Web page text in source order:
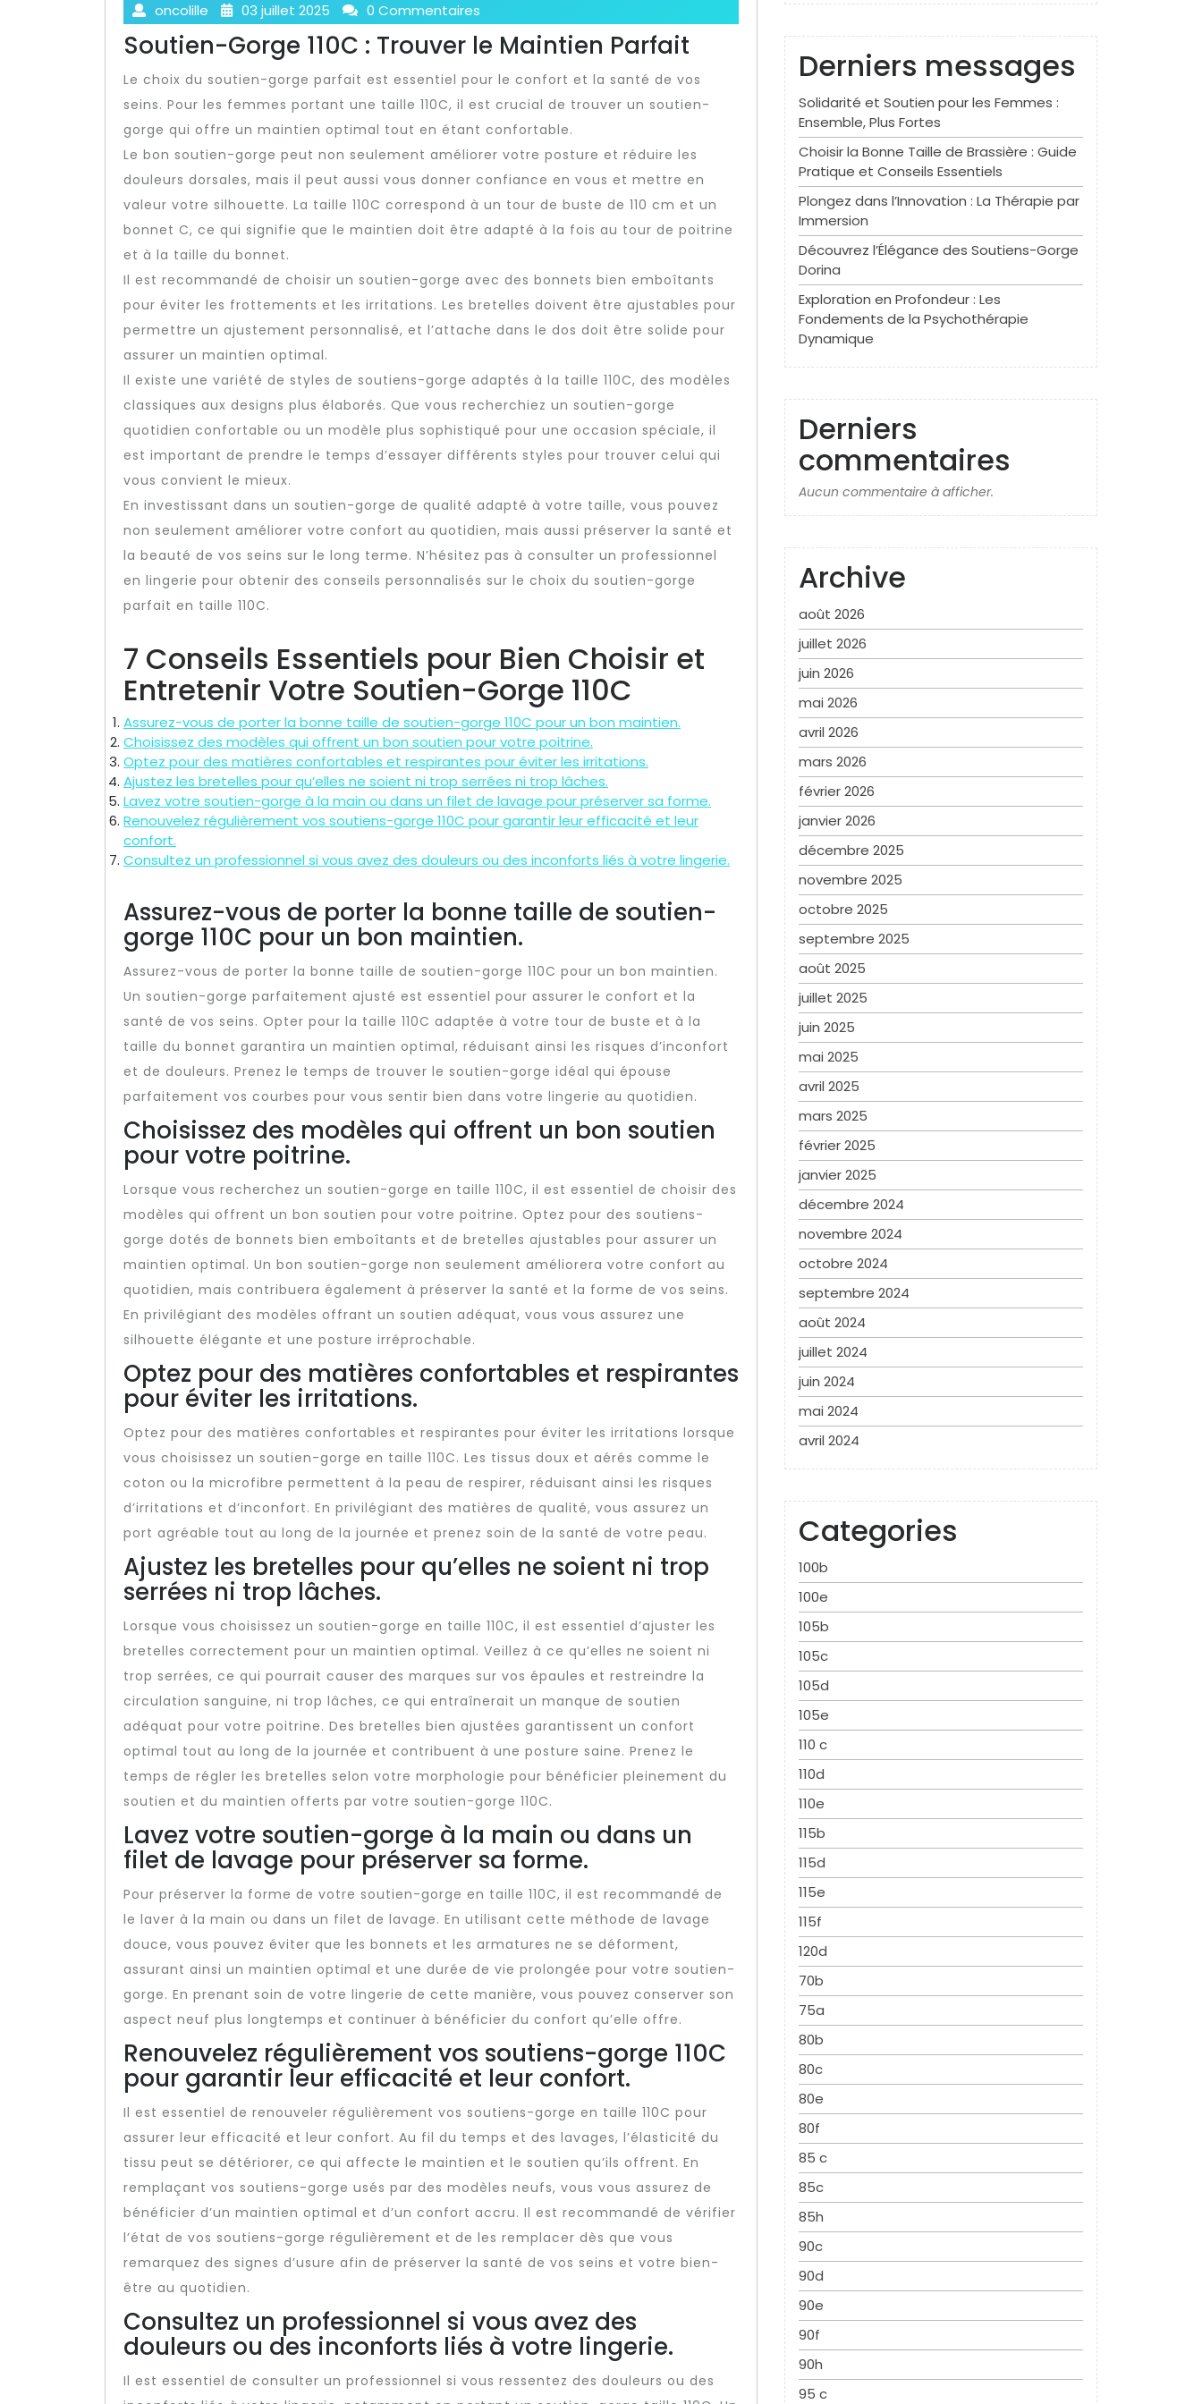
oncolille 03 juillet 2025 0 Commentaires
Soutien-Gorge 110C : Trouver le Maintien Parfait
Le choix du soutien-gorge parfait est essentiel pour le confort et la santé de vos
seins. Pour les femmes portant une taille 110C, il est crucial de trouver un soutien-
gorge qui offre un maintien optimal tout en étant confortable.
Le bon soutien-gorge peut non seulement améliorer votre posture et réduire les
douleurs dorsales, mais il peut aussi vous donner confiance en vous et mettre en
valeur votre silhouette. La taille 110C correspond à un tour de buste de 110 cm et un
bonnet C, ce qui signifie que le maintien doit être adapté à la fois au tour de poitrine
et à la taille du bonnet.
Il est recommandé de choisir un soutien-gorge avec des bonnets bien emboîtants
pour éviter les frottements et les irritations. Les bretelles doivent être ajustables pour
permettre un ajustement personnalisé, et l’attache dans le dos doit être solide pour
assurer un maintien optimal.
Il existe une variété de styles de soutiens-gorge adaptés à la taille 110C, des modèles
classiques aux designs plus élaborés. Que vous recherchiez un soutien-gorge
quotidien confortable ou un modèle plus sophistiqué pour une occasion spéciale, il
est important de prendre le temps d’essayer différents styles pour trouver celui qui
vous convient le mieux.
En investissant dans un soutien-gorge de qualité adapté à votre taille, vous pouvez
non seulement améliorer votre confort au quotidien, mais aussi préserver la santé et
la beauté de vos seins sur le long terme. N’hésitez pas à consulter un professionnel
en lingerie pour obtenir des conseils personnalisés sur le choix du soutien-gorge
parfait en taille 110C.
7 Conseils Essentiels pour Bien Choisir et
Entretenir Votre Soutien-Gorge 110C
Assurez-vous de porter la bonne taille de soutien-gorge 110C pour un bon maintien.
Choisissez des modèles qui offrent un bon soutien pour votre poitrine.
Optez pour des matières confortables et respirantes pour éviter les irritations.
Ajustez les bretelles pour qu’elles ne soient ni trop serrées ni trop lâches.
Lavez votre soutien-gorge à la main ou dans un filet de lavage pour préserver sa forme.
Renouvelez régulièrement vos soutiens-gorge 110C pour garantir leur efficacité et leur
confort.
Consultez un professionnel si vous avez des douleurs ou des inconforts liés à votre lingerie.
Assurez-vous de porter la bonne taille de soutien-
gorge 110C pour un bon maintien.
Assurez-vous de porter la bonne taille de soutien-gorge 110C pour un bon maintien.
Un soutien-gorge parfaitement ajusté est essentiel pour assurer le confort et la
santé de vos seins. Opter pour la taille 110C adaptée à votre tour de buste et à la
taille du bonnet garantira un maintien optimal, réduisant ainsi les risques d’inconfort
et de douleurs. Prenez le temps de trouver le soutien-gorge idéal qui épouse
parfaitement vos courbes pour vous sentir bien dans votre lingerie au quotidien.
Choisissez des modèles qui offrent un bon soutien
pour votre poitrine.
Lorsque vous recherchez un soutien-gorge en taille 110C, il est essentiel de choisir des
modèles qui offrent un bon soutien pour votre poitrine. Optez pour des soutiens-
gorge dotés de bonnets bien emboîtants et de bretelles ajustables pour assurer un
maintien optimal. Un bon soutien-gorge non seulement améliorera votre confort au
quotidien, mais contribuera également à préserver la santé et la forme de vos seins.
En privilégiant des modèles offrant un soutien adéquat, vous vous assurez une
silhouette élégante et une posture irréprochable.
Optez pour des matières confortables et respirantes
pour éviter les irritations.
Optez pour des matières confortables et respirantes pour éviter les irritations lorsque
vous choisissez un soutien-gorge en taille 110C. Les tissus doux et aérés comme le
coton ou la microfibre permettent à la peau de respirer, réduisant ainsi les risques
d’irritations et d’inconfort. En privilégiant des matières de qualité, vous assurez un
port agréable tout au long de la journée et prenez soin de la santé de votre peau.
Ajustez les bretelles pour qu’elles ne soient ni trop
serrées ni trop lâches.
Lorsque vous choisissez un soutien-gorge en taille 110C, il est essentiel d’ajuster les
bretelles correctement pour un maintien optimal. Veillez à ce qu’elles ne soient ni
trop serrées, ce qui pourrait causer des marques sur vos épaules et restreindre la
circulation sanguine, ni trop lâches, ce qui entraînerait un manque de soutien
adéquat pour votre poitrine. Des bretelles bien ajustées garantissent un confort
optimal tout au long de la journée et contribuent à une posture saine. Prenez le
temps de régler les bretelles selon votre morphologie pour bénéficier pleinement du
soutien et du maintien offerts par votre soutien-gorge 110C.
Lavez votre soutien-gorge à la main ou dans un
filet de lavage pour préserver sa forme.
Pour préserver la forme de votre soutien-gorge en taille 110C, il est recommandé de
le laver à la main ou dans un filet de lavage. En utilisant cette méthode de lavage
douce, vous pouvez éviter que les bonnets et les armatures ne se déforment,
assurant ainsi un maintien optimal et une durée de vie prolongée pour votre soutien-
gorge. En prenant soin de votre lingerie de cette manière, vous pouvez conserver son
aspect neuf plus longtemps et continuer à bénéficier du confort qu’elle offre.
Renouvelez régulièrement vos soutiens-gorge 110C
pour garantir leur efficacité et leur confort.
Il est essentiel de renouveler régulièrement vos soutiens-gorge en taille 110C pour
assurer leur efficacité et leur confort. Au fil du temps et des lavages, l’élasticité du
tissu peut se détériorer, ce qui affecte le maintien et le soutien qu’ils offrent. En
remplaçant vos soutiens-gorge usés par des modèles neufs, vous vous assurez de
bénéficier d’un maintien optimal et d’un confort accru. Il est recommandé de vérifier
l’état de vos soutiens-gorge régulièrement et de les remplacer dès que vous
remarquez des signes d’usure afin de préserver la santé de vos seins et votre bien-
être au quotidien.
Consultez un professionnel si vous avez des
douleurs ou des inconforts liés à votre lingerie.
Il est essentiel de consulter un professionnel si vous ressentez des douleurs ou des
Derniers messages
Solidarité et Soutien pour les Femmes :
Ensemble, Plus Fortes
Choisir la Bonne Taille de Brassière : Guide
Pratique et Conseils Essentiels
Plongez dans l’Innovation : La Thérapie par
Immersion
Découvrez l’Élégance des Soutiens-Gorge
Dorina
Exploration en Profondeur : Les
Fondements de la Psychothérapie
Dynamique
Derniers
commentaires
Aucun commentaire à afficher.
Archive
août 2026
juillet 2026
juin 2026
mai 2026
avril 2026
mars 2026
février 2026
janvier 2026
décembre 2025
novembre 2025
octobre 2025
septembre 2025
août 2025
juillet 2025
juin 2025
mai 2025
avril 2025
mars 2025
février 2025
janvier 2025
décembre 2024
novembre 2024
octobre 2024
septembre 2024
août 2024
juillet 2024
juin 2024
mai 2024
avril 2024
Categories
100b
100e
105b
105c
105d
105e
110 c
110d
110e
115b
115d
115e
115f
120d
70b
75a
80b
80c
80e
80f
85 c
85c
85h
90c
90d
90e
90f
90h
95 c